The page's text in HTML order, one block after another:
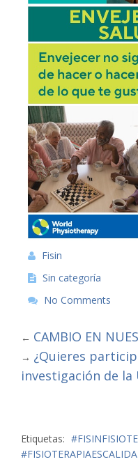
Fisin
Sin categoría
No Comments
← CAMBIO EN
→ ¿Quieres
investigación de la
Etiquetas: